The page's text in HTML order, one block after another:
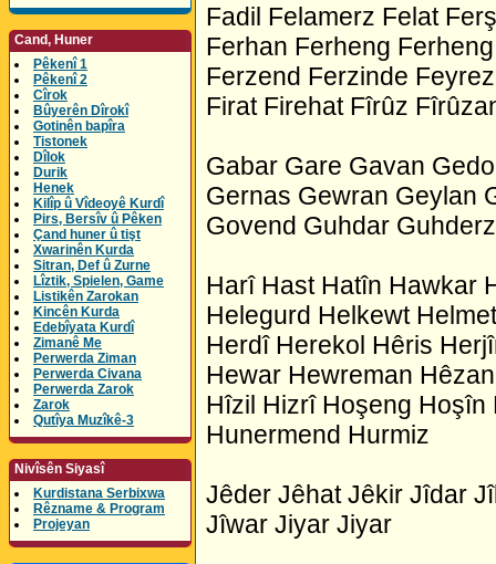
Cand, Huner
Pêkenî 1
Pêkenî 2
Cîrok
Bûyerên Dîrokî
Gotinên bapîra
Tistonek
Dîlok
Durik
Henek
Kilîp û Vîdeoyê Kurdî
Pirs, Bersîv û Pêken
Çand huner û tişt
Xwarinên Kurda
Sitran, Def û Zurne
Lîztik, Spielen, Game
Listikên Zarokan
Kincên Kurda
Edebîyata Kurdî
Zimanê Me
Perwerda Ziman
Perwerda Civana
Perwerda Zarok
Zarok
Qutîya Muzîkê-3
Nivîsên Siyasî
Kurdistana Serbixwa
Rêzname & Program
Projeyan
Fadil Felamerz Felat
Ferhan Ferheng
Ferzend Ferzinde
Firat Firehat Fîrûz
Gabar Gare Gavan
Gernas Gewran Geylan
Govend Guhdar
Harî Hast Hatîn Hawkar
Helegurd Helkewt
Herdî Herekol Hêris
Hewar Hewreman
Hîzil Hizrî Hoşeng
Hunermend Hurmiz
Jêder Jêhat Jêkir Jîdar
Jîwar Jiyar Jiyar